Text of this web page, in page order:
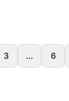
3 ... 6